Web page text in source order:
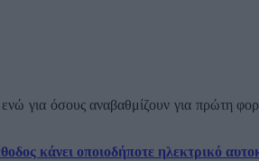
για όσους αναβαθμίζουν για πρώτη
κάνει οποιοδήποτε ηλεκτρικό